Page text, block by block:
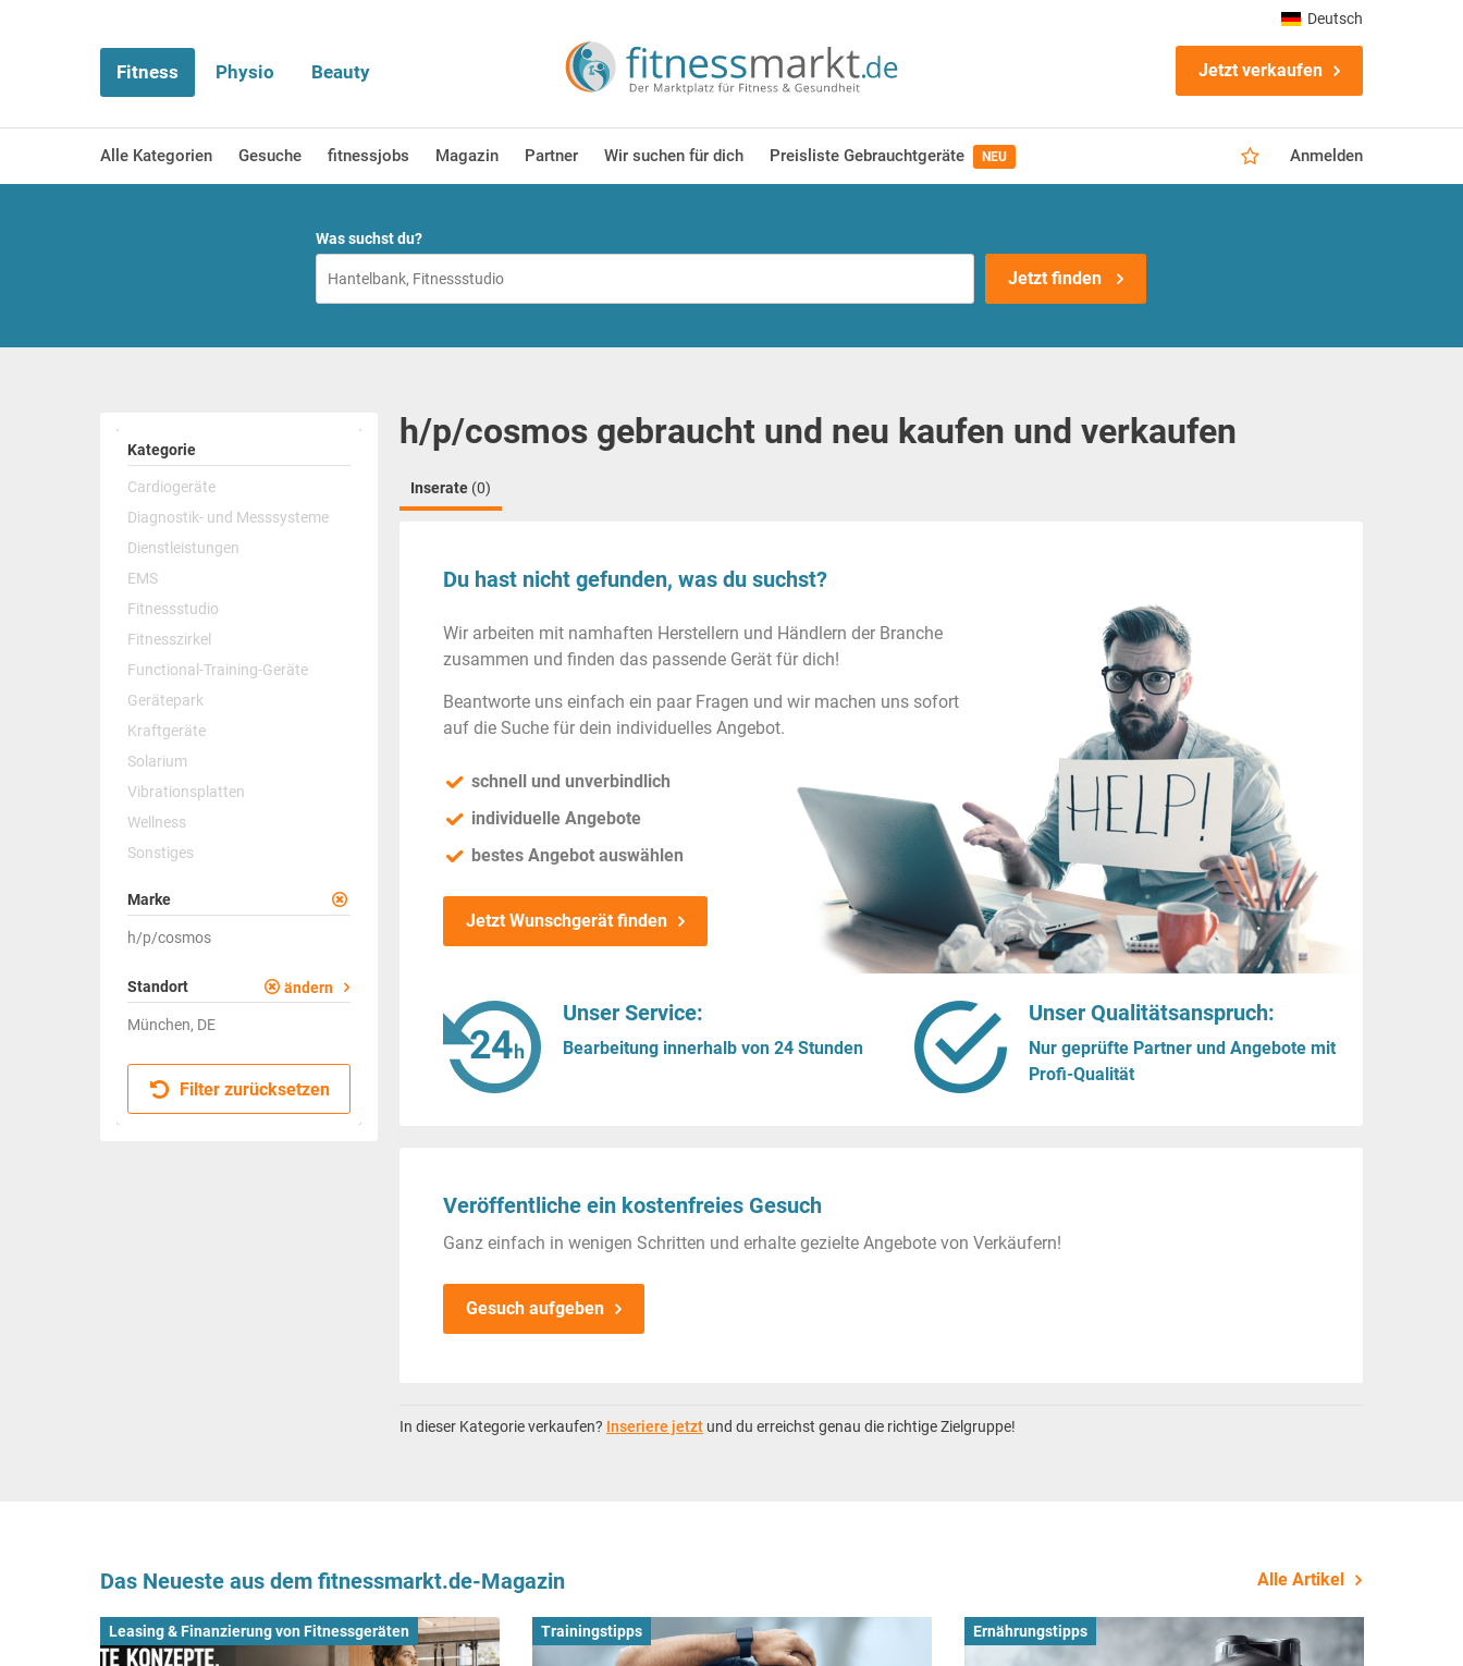
Fitness Physio Beauty Jetzt verkaufen
Alle Kategorien Gesuche fitnessjobs Magazin Partner Wir suchen für dich Preisliste Gebrauchtgeräte NEU Anmelden
Deutsch
Was suchst du?
Jetzt finden
Kategorie
Cardiogeräte
Diagnostik- und Messsysteme
Dienstleistungen
EMS
Fitnessstudio
Fitnesszirkel
Functional-Training-Geräte
Gerätepark
Kraftgeräte
Solarium
Vibrationsplatten
Wellness
Sonstiges
Marke
h/p/cosmos
Standort ändern
München, DE
Filter zurücksetzen
h/p/cosmos gebraucht und neu kaufen und verkaufen
Inserate (0)
Du hast nicht gefunden, was du suchst?
Wir arbeiten mit namhaften Herstellern und Händlern der Branche
zusammen und finden das passende Gerät für dich!
Beantworte uns einfach ein paar Fragen und wir machen uns sofort
auf die Suche für dein individuelles Angebot.
schnell und unverbindlich
individuelle Angebote
bestes Angebot auswählen
Jetzt Wunschgerät finden
Unser Service:
Bearbeitung innerhalb von 24 Stunden
Unser Qualitätsanspruch:
Nur geprüfte Partner und Angebote mit
Profi-Qualität
Veröffentliche ein kostenfreies Gesuch
Ganz einfach in wenigen Schritten und erhalte gezielte Angebote von Verkäufern!
Gesuch aufgeben
In dieser Kategorie verkaufen? Inseriere jetzt und du erreichst genau die richtige Zielgruppe!
Das Neueste aus dem fitnessmarkt.de-Magazin Alle Artikel
Leasing & Finanzierung von Fitnessgeräten Trainingstipps Ernährungstipps